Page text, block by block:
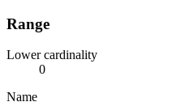
Range
Lower cardinality
0
Name